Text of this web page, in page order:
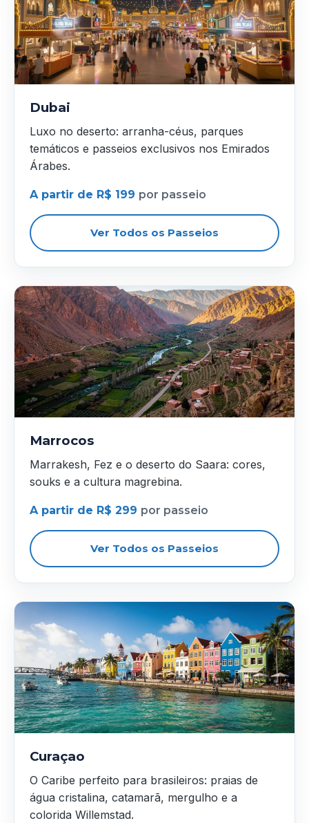
Dubai
Luxo no deserto: arranha-céus, parques
temáticos e passeios exclusivos nos Emirados
Árabes.
A partir de R$ 199 por passeio
Ver Todos os Passeios
Marrocos
Marrakesh, Fez e o deserto do Saara: cores,
souks e a cultura magrebina.
A partir de R$ 299 por passeio
Ver Todos os Passeios
Curaçao
O Caribe perfeito para brasileiros: praias de
água cristalina, catamarã, mergulho e a
colorida Willemstad.